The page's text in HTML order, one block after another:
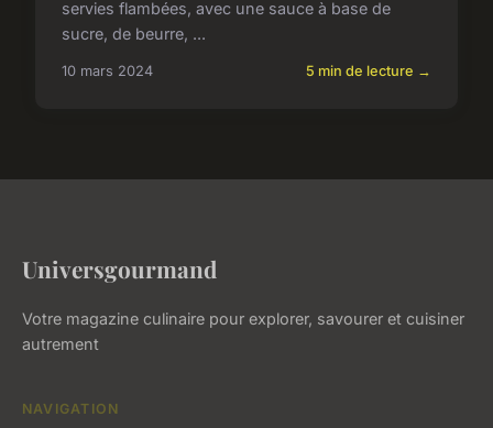
servies flambées, avec une sauce à base de
sucre, de beurre, ...
10 mars 2024 5 min de lecture →
Universgourmand
Votre magazine culinaire pour explorer, savourer et cuisiner
autrement
NAVIGATION